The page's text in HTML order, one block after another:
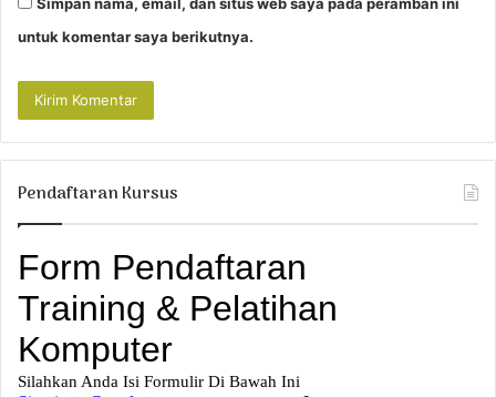
untuk komentar saya berikutnya.
Pendaftaran Kursus